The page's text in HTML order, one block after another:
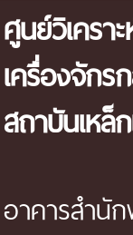
ศูนย์วิเครา
เครื่องจักร
สถาบันเหล็
อาคารสำนั